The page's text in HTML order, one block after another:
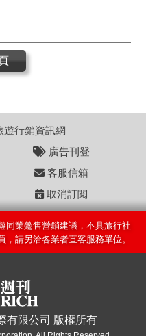
遊行銷資訊網
廣告刊登
客服信箱
取消訂閱
同業躉售營銷建議，不具旅行社
請另洽各業者直客服務單位。
有限公司 版權所有